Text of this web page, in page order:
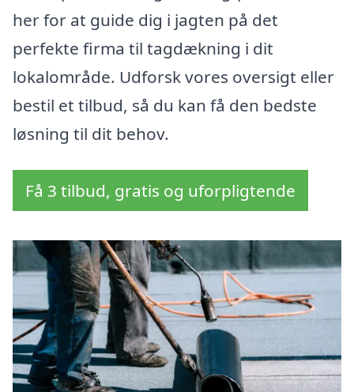
her for at guide dig i jagten på det
perfekte firma til tagdækning i dit
lokalområde. Udforsk vores oversigt eller
bestil et tilbud, så du kan få den bedste
løsning til dit behov.
Få 3 tilbud, gratis og uforpligtende